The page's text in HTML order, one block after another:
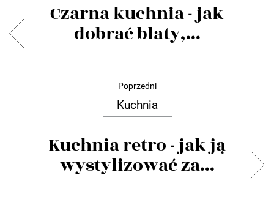
Czarna kuchnia - jak
dobrać blaty,...
Poprzedni
Kuchnia
Kuchnia retro - jak ją
wystylizować za...